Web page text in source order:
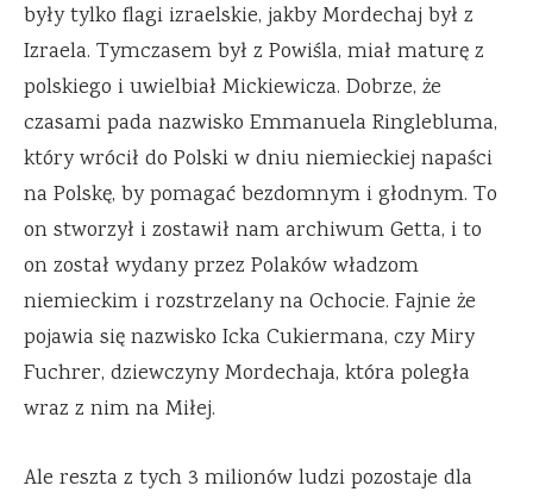
były tylko flagi izraelskie, jakby Mordechaj był z
Izraela. Tymczasem był z Powiśla, miał maturę z
polskiego i uwielbiał Mickiewicza. Dobrze, że
czasami pada nazwisko Emmanuela Ringlebluma,
który wrócił do Polski w dniu niemieckiej napaści
na Polskę, by pomagać bezdomnym i głodnym. To
on stworzył i zostawił nam archiwum Getta, i to
on został wydany przez Polaków władzom
niemieckim i rozstrzelany na Ochocie. Fajnie że
pojawia się nazwisko Icka Cukiermana, czy Miry
Fuchrer, dziewczyny Mordechaja, która poległa
wraz z nim na Miłej.
Ale reszta z tych 3 milionów ludzi pozostaje dla